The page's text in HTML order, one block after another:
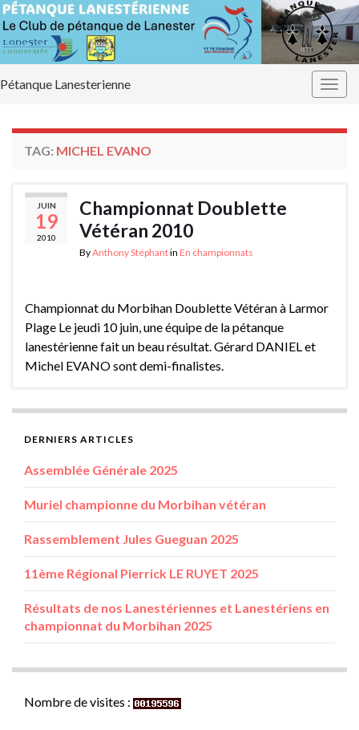
Pétanque Lanesterienne
TAG: MICHEL EVANO
JUIN
19
2010
Championnat Doublette
Vétéran 2010
ByAnthony Stéphantin En championnats
Championnat du Morbihan Doublette Vétéran à Larmor
Plage Le jeudi 10 juin, une équipe de la pétanque
lanestérienne fait un beau résultat. Gérard DANIEL et
Michel EVANO sont demi-finalistes.
DERNIERS ARTICLES
Assemblée Générale 2025
Muriel championne du Morbihan vétéran
Rassemblement Jules Gueguan 2025
11ème Régional Pierrick LE RUYET 2025
Résultats de nos Lanestériennes et Lanestériens en
championnat du Morbihan 2025
Nombre de visites :